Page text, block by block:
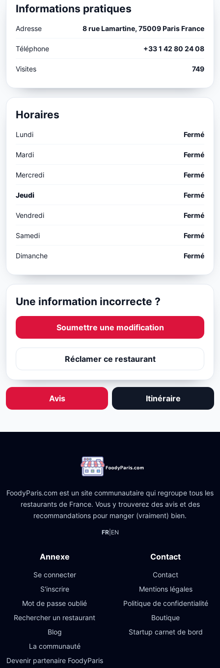
Informations pratiques
Adresse 8 rue Lamartine, 75009 Paris France
Téléphone +33 1 42 80 24 08
Visites 749
Horaires
Lundi Fermé
Mardi Fermé
Mercredi Fermé
Jeudi Fermé
Vendredi Fermé
Samedi Fermé
Dimanche Fermé
Une information incorrecte ?
Soumettre une modification
Réclamer ce restaurant
Avis Itinéraire
FoodyParis.com est un site communautaire qui regroupe tous les
restaurants de France. Vous y trouverez des avis et des
recommandations pour manger (vraiment) bien.
FR| EN
Annexe
Se connecter
S'inscrire
Mot de passe oublié
Rechercher un restaurant
Blog
La communauté
Devenir partenaire FoodyParis
Contact
Contact
Mentions légales
Politique de confidentialité
Boutique
Startup carnet de bord